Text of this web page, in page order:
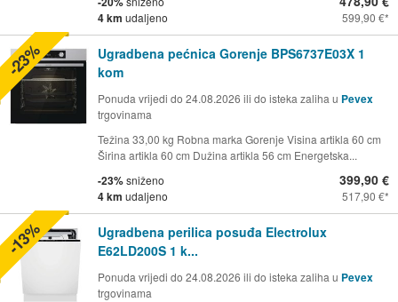
4 km udaljeno 599,90 €
Ugradbena pećnica Gorenje BPS6737E03X 1
kom
Ponuda vrijedi do 24.08.2026 ili do isteka zaliha u Pevex
trgovinama
Težina 33,00 kg Robna marka Gorenje Visina artikla 60 cm
Širina artikla 60 cm Dužina artikla 56 cm Energetska...
-23%sniženo
4 km udaljeno
399,90 €
517,90 €
-23%
Ugradbena perilica posuđa Electrolux
E62LD200S 1 k...
Ponuda vrijedi do 24.08.2026 ili do isteka zaliha u Pevex
trgovinama
-13%